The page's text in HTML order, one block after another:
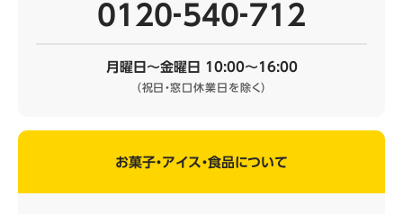
0120‐540‐712
月曜日～金曜日 10:00～16:00
（祝日・窓口休業日を除く）
お菓子・アイス・食品について